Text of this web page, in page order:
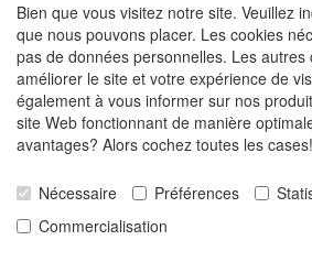
S'inscrire
Mot de passe oublié ?
Bien que vous visitez notre site. Veuillez
que nous pouvons placer. Les cookies
pas de données personnelles. Les
améliorer le site et votre expérience de
également à vous informer sur nos
site Web fonctionnant de manière
avantages? Alors cochez toutes les cases!
Nécessaire Préférences
Commercialisation